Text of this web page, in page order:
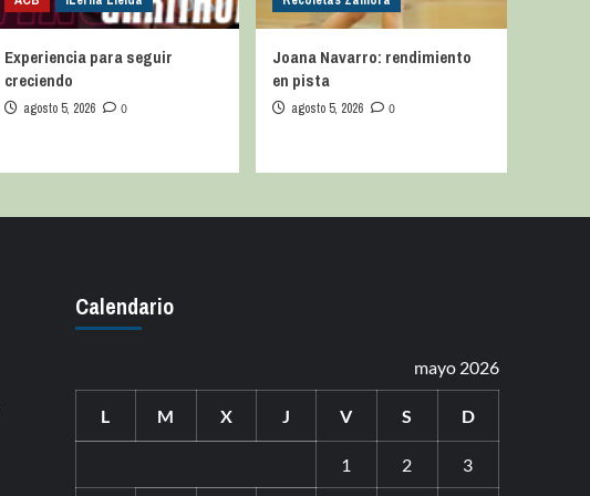
Experiencia para seguir
creciendo
agosto 5, 2026 0
Joana Navarro: rendimiento
en pista
agosto 5, 2026 0
Calendario
mayo 2026
L M X J V S D
1 2 3